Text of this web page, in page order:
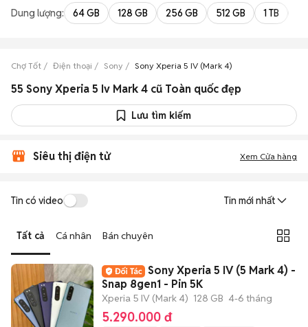
Dung lượng: 64 GB 128 GB 256 GB 512 GB 1 TB
Chợ Tốt Điện thoại Sony Sony Xperia 5 IV (Mark 4)
55 Sony Xperia 5 Iv Mark 4 cũ Toàn quốc đẹp
Lưu tìm kiếm
Siêu thị điện tử Xem Cửa hàng
Tin có video Tin mới nhất
Tất cả Cá nhân Bán chuyên
Sony Xperia 5 IV (5 Mark 4) -
Snap 8gen1 - Pin 5K
Xperia 5 IV (Mark 4) 128 GB 4-6 tháng
5.290.000 đ